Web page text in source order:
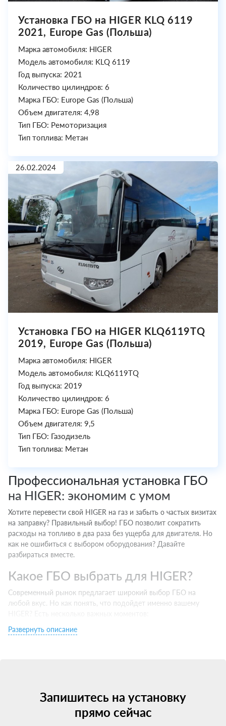
Установка ГБО на HIGER KLQ 6119
2021, Europe Gas (Польша)
Марка автомобиля: HIGER
Модель автомобиля: KLQ 6119
Год выпуска: 2021
Количество цилиндров: 6
Марка ГБО: Europe Gas (Польша)
Объем двигателя: 4,98
Тип ГБО: Ремоторизация
Тип топлива: Метан
26.02.2024
Установка ГБО на HIGER KLQ6119TQ
2019, Europe Gas (Польша)
Марка автомобиля: HIGER
Модель автомобиля: KLQ6119TQ
Год выпуска: 2019
Количество цилиндров: 6
Марка ГБО: Europe Gas (Польша)
Объем двигателя: 9,5
Тип ГБО: Газодизель
Тип топлива: Метан
Профессиональная установка ГБО
на HIGER: экономим с умом
Хотите перевести свой HIGER на газ и забыть о частых визитах
на заправку? Правильный выбор! ГБО позволит сократить
расходы на топливо в два раза без ущерба для двигателя. Но
как не ошибиться с выбором оборудования? Давайте
разбираться вместе.
Какое ГБО выбрать для HIGER?
Современный рынок предлагает широкий выбор ГБО на
любой вкус. Но как понять, что подойдет именно вашему
Тип двигателя. Инжектор хорошо совместим с 4 поколением,
Цена. Не гонитесь за супер-скидками — экономия на качестве
ГБО может привести к затратным ремонтам. Но проще всего
— проконсультироваться у специалистов. Они подберут
Развернуть описание
Запишитесь на установку
прямо сейчас